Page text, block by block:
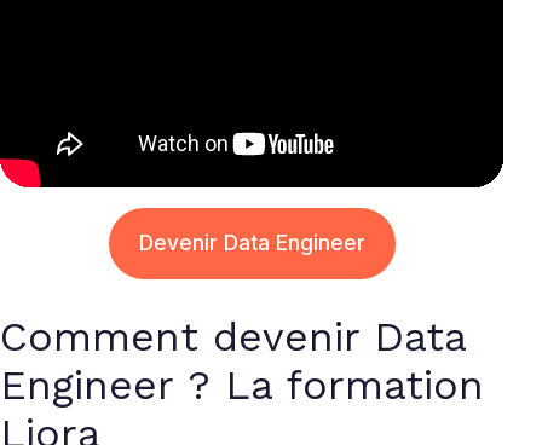
Devenir Data Engineer
Comment devenir Data
Engineer ? La formation
Liora